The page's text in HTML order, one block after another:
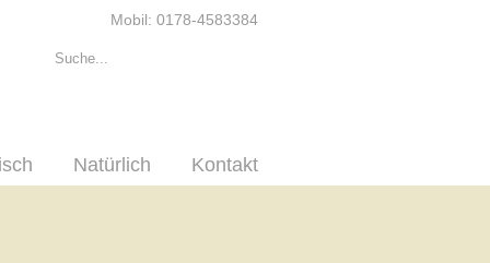
Mobil: 0178-4583384
Natürlich Kontakt